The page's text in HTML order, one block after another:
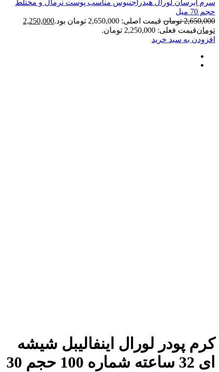
لورال هیدراجنیوس مناسب پوست نرمال و مختلط
تومان قیمت اصلی: 2,650,000 تومان بود.
2,250,000
2,250,000 تومان.
سبد خرید
لورال اینفالیبل شیشه
ای 32 ساعته شماره 100 حجم 30